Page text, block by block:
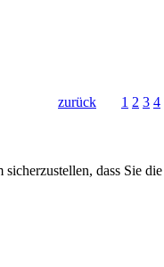
zurück 1 2 3 4
dass Sie